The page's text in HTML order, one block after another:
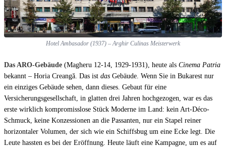
Hotel Ambasador (1937) – Arghir Culinas Meisterwerk
Das ARO-Gebäude (Magheru 12-14, 1929-1931), heute als Cinema Patria
bekannt – Horia Creangă. Das ist das Gebäude. Wenn Sie in Bukarest nur
ein einziges Gebäude sehen, dann dieses. Gebaut für eine
Versicherungsgesellschaft, in glatten drei Jahren hochgezogen, war es das
erste wirklich kompromisslose Stück Moderne im Land: kein Art-Déco-
Schmuck, keine Konzessionen an die Passanten, nur ein Stapel reiner
horizontaler Volumen, der sich wie ein Schiffsbug um eine Ecke legt. Die
Leute hassten es bei der Eröffnung. Heute läuft eine Kampagne, um es auf